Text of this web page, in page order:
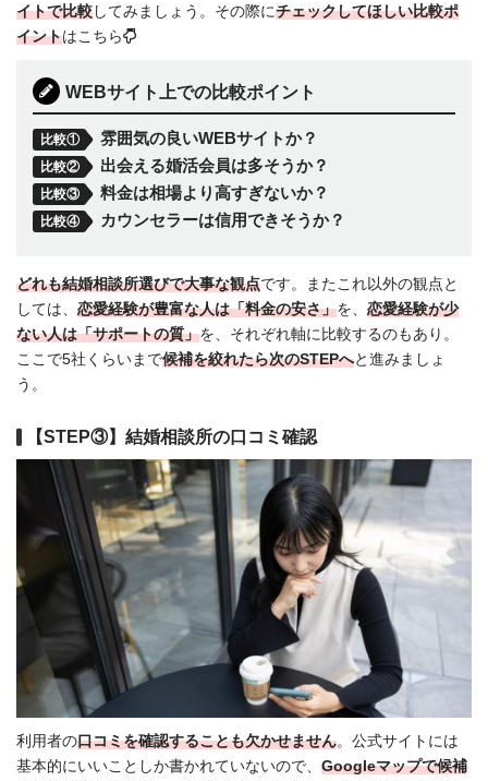
イトで比較してみましょう。その際にチェックしてほしい比較ポ
イントはこちら
WEBサイト上での比較ポイント
比較① 雰囲気の良いWEBサイトか？
比較② 出会える婚活会員は多そうか？
比較③ 料金は相場より高すぎないか？
比較④ カウンセラーは信用できそうか？
どれも結婚相談所選びで大事な観点です。またこれ以外の観点と
しては、 恋愛経験が豊富な人は「料金の安さ」を、 恋愛経験が少
ない人は「サポートの質」を、それぞれ軸に比較するのもあり。
ここで5社くらいまで候補を絞れたら次のSTEPへと進みましょ
う。
【STEP③】結婚相談所の口コミ確認
利用者の口コミを確認することも欠かせません。公式サイトには
基本的にいいことしか書かれていないので、 Googleマップで候補